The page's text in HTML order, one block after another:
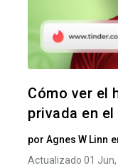
Cómo ver el
privada en
por Agnes W Linn
Actualizado 01 Jun,